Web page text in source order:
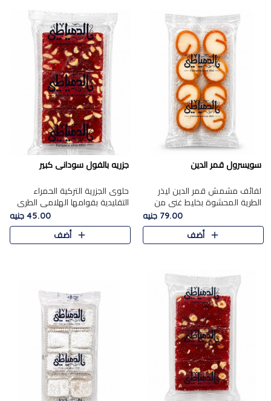
سويسرول قمر الدين
لفائف مشمش قمر الدين ليذر
الطرية المحشوة بخليط غني من
جوز الهند الأبيض والمكسرات
الفاخرة، يقدم المذاق الحلو
الطبيعي لقمر الدين و تجمع بين
79.00 جنيه
أضف
جزريه بالفول سودانى كبير
حلوى الجزرية التركية الحمراء
التقليدية بقوامها الهلامي الطري
ولونها الأحمر المميز، محشوة
بسخاء بالفول السوداني المحمص
لتمنحك توازنًا رائعًا ..
45.00 جنيه
أضف